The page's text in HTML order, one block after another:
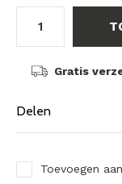
Gratis
Delen
Toevoegen